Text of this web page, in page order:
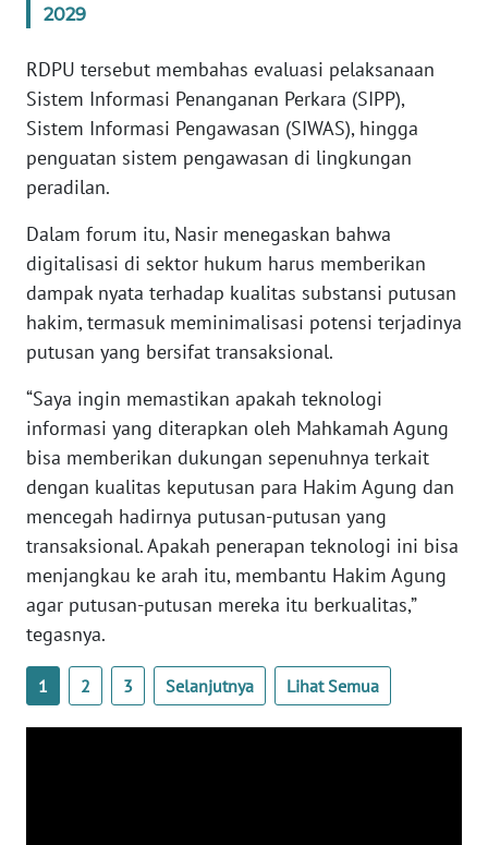
2029
RDPU tersebut membahas evaluasi pelaksanaan
Sistem Informasi Penanganan Perkara (SIPP),
Sistem Informasi Pengawasan (SIWAS), hingga
penguatan sistem pengawasan di lingkungan
peradilan.
Dalam forum itu, Nasir menegaskan bahwa
digitalisasi di sektor hukum harus memberikan
dampak nyata terhadap kualitas substansi putusan
hakim, termasuk meminimalisasi potensi terjadinya
putusan yang bersifat transaksional.
“Saya ingin memastikan apakah teknologi
informasi yang diterapkan oleh Mahkamah Agung
bisa memberikan dukungan sepenuhnya terkait
dengan kualitas keputusan para Hakim Agung dan
mencegah hadirnya putusan-putusan yang
transaksional. Apakah penerapan teknologi ini bisa
menjangkau ke arah itu, membantu Hakim Agung
agar putusan-putusan mereka itu berkualitas,”
tegasnya.
1 2 3 Selanjutnya Lihat Semua
KEPRI
WN
PAPUA
PAPUA
BARAT
WN
RIAU
WN
SERAMBI
JAMBI
WN
SULTRA
WN